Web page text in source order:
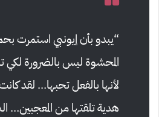
“يبدو بأن إيونبي استمرت
المحشوة ليس بالضرورة لكي
لأنها بالفعل تحبها… لقد
هدية تلقتها من المعجبين…